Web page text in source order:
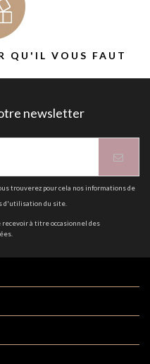
QU'IL VOUS FAUT
newsletter
trouverez pour cela nos informations de
d'utilisation du site.
à titre occasionnel des